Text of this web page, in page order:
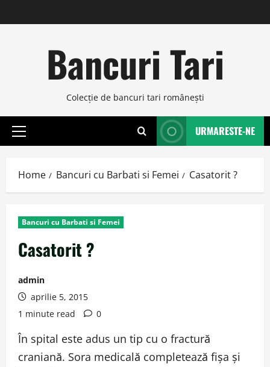
to
Bancuri Tari
Colecţie de bancuri tari româneşti
Primary
URMARESTE-NE
Home Bancuri cu Barbati si Femei Casatorit ?
Bancuri cu Barbati si Femei
Casatorit ?
admin
aprilie 5, 2015
1 minute read
0
În spital este adus un tip cu o fractură
craniană. Sora medicală completează fişa şi